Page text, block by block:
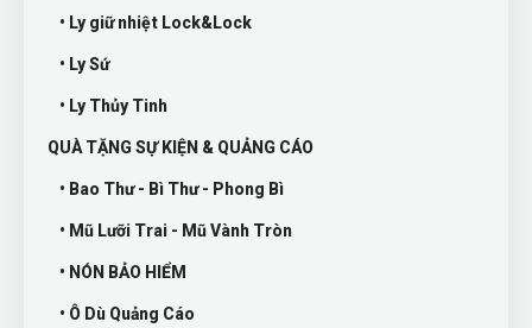
• Ly giữ nhiệt Lock&Lock
• Ly Sứ
• Ly Thủy Tinh
QUÀ TẶNG SỰ KIỆN & QUẢNG CÁO
• Bao Thư - Bì Thư - Phong Bì
• Mũ Lưỡi Trai - Mũ Vành Tròn
• NÓN BẢO HIỂM
• Ô Dù Quảng Cáo